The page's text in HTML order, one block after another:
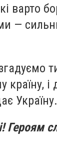
варто
—
країну, і
Україну.
Героям